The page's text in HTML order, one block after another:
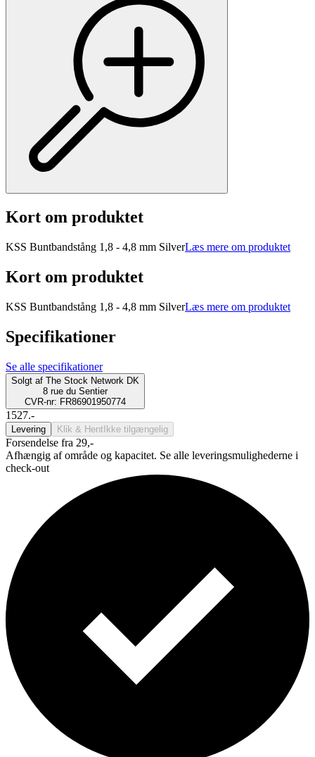
Kort om produktet
KSS Buntbandstång 1,8 - 4,8 mm SilverLæs mere om produktet
Kort om produktet
KSS Buntbandstång 1,8 - 4,8 mm SilverLæs mere om produktet
Specifikationer
Se alle specifikationer
Solgt af The Stock Network DK
8 rue du Sentier
CVR-nr: FR86901950774
1527.-
Levering Klik & Hent Ikke tilgængelig
Forsendelse fra 29,-
Afhængig af område og kapacitet. Se alle leveringsmulighederne i
check-out